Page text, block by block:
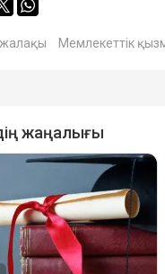
жалақы Мемлекеттік